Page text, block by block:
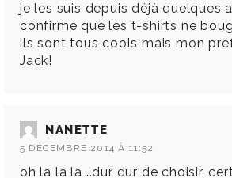
je les suis depuis déjà quelques
confirme que les t-shirts ne
ils sont tous cools mais mon
Jack!
NANETTE
5 DÉCEMBRE 2014 À 11:52
oh la la la …dur dur de choisir,